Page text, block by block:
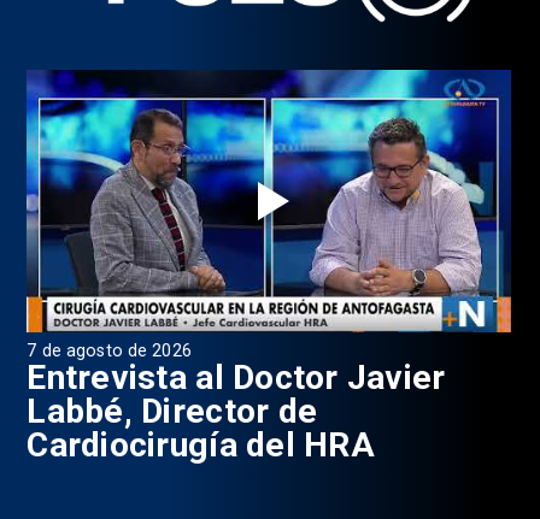
7 de agosto de 2026
Entrevista al Doctor Javier
Labbé, Director de
Cardiocirugía del HRA